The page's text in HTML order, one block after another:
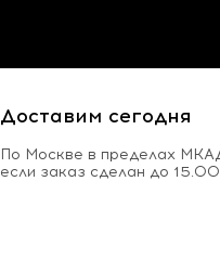
Доставим сегодня
По Москве в пределах
если заказ сделан до 15.00